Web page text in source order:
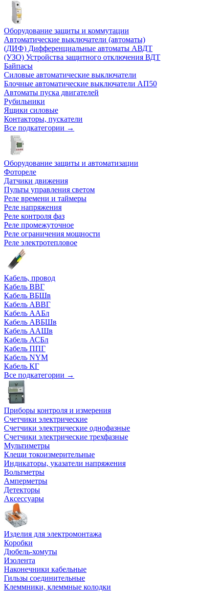
Оборудование защиты и коммутации
Автоматические выключатели (автоматы)
(ДИФ) Дифференциальные автоматы АВДТ
(УЗО) Устройства защитного отключения ВДТ
Байпасы
Силовые автоматические выключатели
Блочные автоматические выключатели АП50
Автоматы пуска двигателей
Рубильники
Ящики силовые
Контакторы, пускатели
Все подкатегории →
Оборудование защиты и автоматизации
Фотореле
Датчики движения
Пульты управления светом
Реле времени и таймеры
Реле напряжения
Реле контроля фаз
Реле промежуточное
Реле ограничения мощности
Реле электротепловое
Кабель, провод
Кабель ВВГ
Кабель ВБШв
Кабель АВВГ
Кабель ААБл
Кабель АВБШв
Кабель ААШв
Кабель АСБл
Кабель ППГ
Кабель NYM
Кабель КГ
Все подкатегории →
Приборы контроля и измерения
Счетчики электрические
Счетчики электрические однофазные
Счетчики электрические трехфазные
Мультиметры
Клещи токоизмерительные
Индикаторы, указатели напряжения
Вольтметры
Амперметры
Детекторы
Аксессуары
Изделия для электромонтажа
Коробки
Дюбель-хомуты
Изолента
Наконечники кабельные
Гильзы соединительные
Клеммники, клеммные колодки